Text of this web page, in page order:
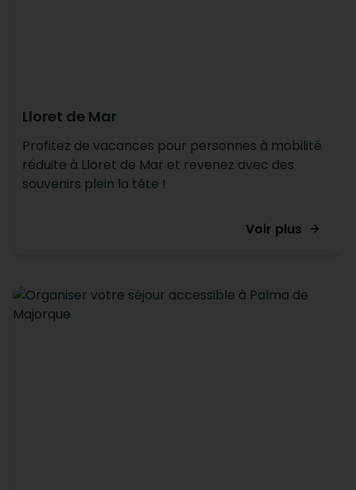
Lloret de Mar
Profitez de vacances pour personnes à mobilité
réduite à Lloret de Mar et revenez avec des
souvenirs plein la tête !
Voir plus